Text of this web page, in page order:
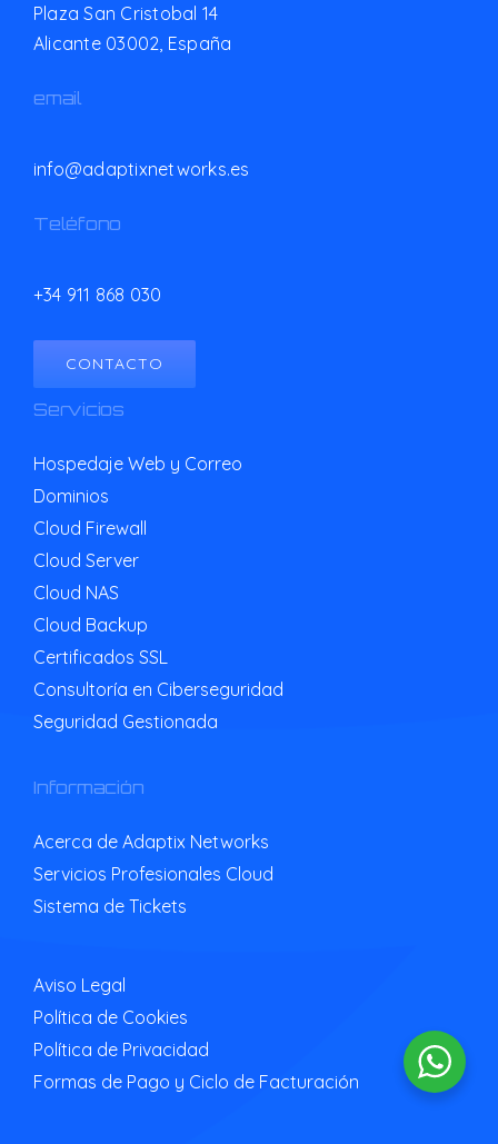
Plaza San Cristobal 14
Alicante 03002, España
email
info@adaptixnetworks.es
Teléfono
+34 911 868 030
CONTACTO
Servicios
Hospedaje Web y Correo
Dominios
Cloud Firewall
Cloud Server
Cloud NAS
Cloud Backup
Certificados SSL
Consultoría en Ciberseguridad
Seguridad Gestionada
Información
Acerca de Adaptix Networks
Servicios Profesionales Cloud
Sistema de Tickets
Aviso Legal
Política de Cookies
Política de Privacidad
Formas de Pago y Ciclo de Facturación